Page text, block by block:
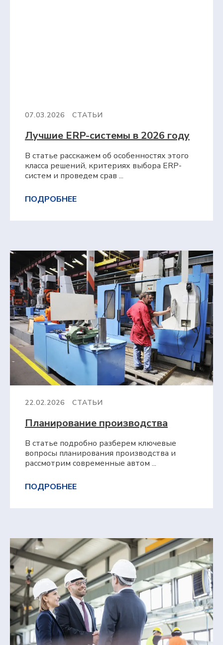
07.03.2026 СТАТЬИ
Лучшие ERP-системы в 2026 году
В статье расскажем об особенностях этого
класса решений, критериях выбора ERP-
систем и проведем срав ...
ПОДРОБНЕЕ
22.02.2026 СТАТЬИ
Планирование производства
В статье подробно разберем ключевые
вопросы планирования производства и
рассмотрим современные автом ...
ПОДРОБНЕЕ